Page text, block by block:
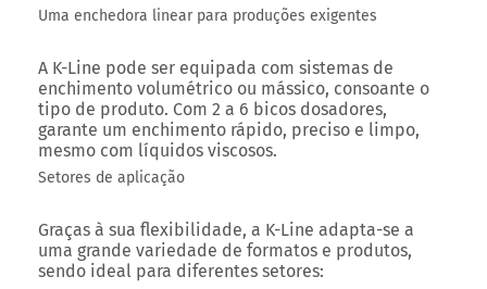
Uma enchedora linear para produções exigentes
A K-Line pode ser equipada com sistemas de
enchimento volumétrico ou mássico, consoante o
tipo de produto. Com 2 a 6 bicos dosadores,
garante um enchimento rápido, preciso e limpo,
mesmo com líquidos viscosos.
Setores de aplicação
Graças à sua flexibilidade, a K-Line adapta-se a
uma grande variedade de formatos e produtos,
sendo ideal para diferentes setores: